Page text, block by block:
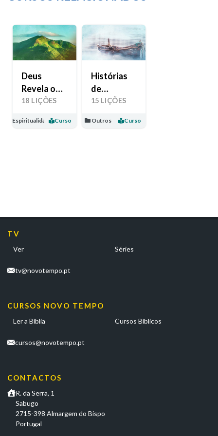
Deus
Revela o
Seu Amor
18 LIÇÕES
Espiritualidade Curso
Histórias
de
Esperança
15 LIÇÕES
Outros Curso
TV
Ver Séries
tv@novotempo.pt
CURSOS NOVO TEMPO
Ler a Bíblia Cursos Bíblicos
cursos@novotempo.pt
CONTACTOS
R. da Serra, 1
Sabugo
2715-398 Almargem do Bispo
Portugal